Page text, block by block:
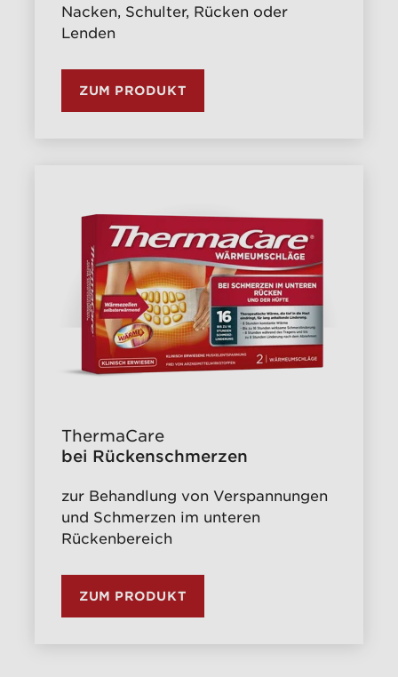
Nacken, Schulter, Rücken oder
Lenden
ZUM PRODUKT
ThermaCare
bei Rückenschmerzen
zur Behandlung von Verspannungen
und Schmerzen im unteren
Rückenbereich
ZUM PRODUKT